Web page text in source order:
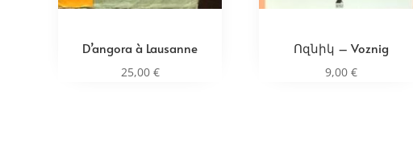
D’angora à Lausanne
25,00 €
Ոզնիկ – Voznig
9,00 €